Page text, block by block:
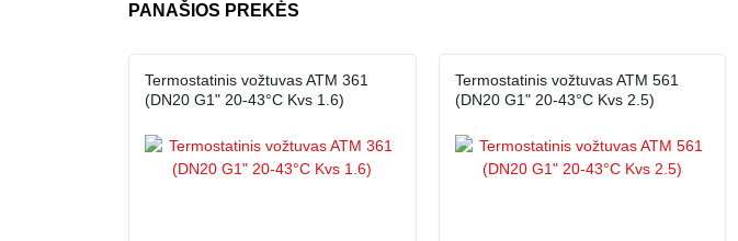
PANAŠIOS PREKĖS
Termostatinis vožtuvas ATM 361
(DN20 G1" 20-43°C Kvs 1.6)
Termostatinis vožtuvas ATM 561
(DN20 G1" 20-43°C Kvs 2.5)